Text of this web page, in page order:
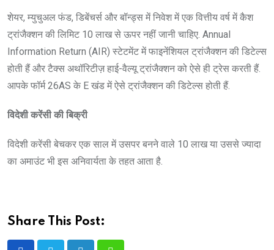
शेयर, म्युचुअल फंड, डिबेंचर्स और बॉन्ड्स में निवेश में एक वित्तीय वर्ष में कैश
ट्रांजैक्शन की लिमिट 10 लाख से ऊपर नहीं जानी चाहिए. Annual
Information Return (AIR) स्टेटमेंट में फाइनेंशियल ट्रांजैक्शन की डिटेल्स
होती हैं और टैक्स अथॉरिटीज़ हाई-वैल्यू ट्रांजैक्शन को ऐसे ही ट्रेस करती हैं.
आपके फॉर्म 26AS के E खंड में ऐसे ट्रांजैक्शन की डिटेल्स होती हैं.
विदेशी करेंसी की बिक्री
विदेशी करेंसी बेचकर एक साल में उसपर बनने वाले 10 लाख या उससे ज्यादा
का अमाउंट भी इस अनिवार्यता के तहत आता है.
Share This Post: